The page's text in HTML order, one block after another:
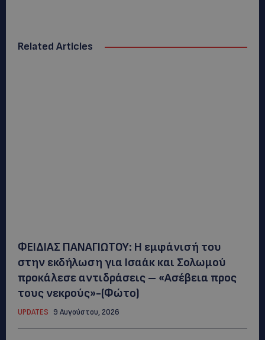
Related Articles
ΦΕΙΔΙΑΣ ΠΑΝΑΓΙΩΤΟΥ: Η εμφάνισή του
στην εκδήλωση για Ισαάκ και Σολωμού
προκάλεσε αντιδράσεις – «Ασέβεια προς
τους νεκρούς»-(Φώτο)
UPDATES 9 Αυγούστου, 2026